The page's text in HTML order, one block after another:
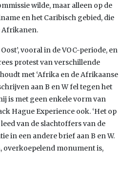
wilde, maar alleen op de
en het Caribisch gebied, die
Afrikanen.
vooral in de VOC-periode, en
protest van verschillende
met ‘Afrika en de Afrikaanse
aan B en W fel tegen het
is met geen enkele vorm van
Hague Experience ook. ‘Het op
van de slachtoffers van de
in een andere brief aan B en W.
overkoepelend monument is,